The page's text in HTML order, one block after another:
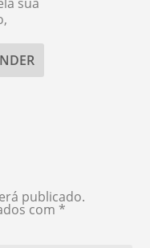
publicado.
com *